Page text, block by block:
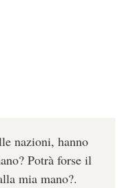
nazioni, hanno
Potrà forse il
mia mano?.